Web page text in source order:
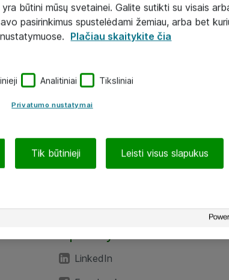
LinkedIn
būtini mūsų svetainei. Galite sutikti su visais
pasirinkimus spustelėdami žemiau, arba bet
Plačiau skaitykite čia
Analitiniai Tiksliniai
Privatumo nustatymai
Tik būtinieji Leisti visus slapukus